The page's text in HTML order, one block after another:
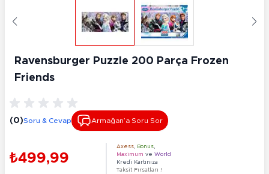
Ravensburger Puzzle 200 Parça Frozen
Friends
(0)Soru & Cevap Armağan’a Soru Sor
₺499,99
Axess Bonus
Maximum ve World
Kredi Kartınıza
Taksit Fırsatları !